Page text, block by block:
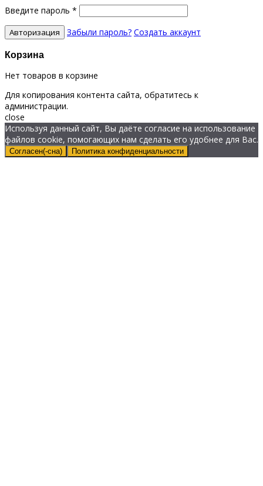
Введите пароль *
Забыли пароль? Создать аккаунт
Корзина
Нет товаров в корзине
Для копирования контента сайта, обратитесь к
администрации.
close
Используя данный сайт, Вы даёте согласие на использование
файлов cookie, помогающих нам сделать его удобнее для Вас.
Согласен(-сна) Политика конфиденциальности